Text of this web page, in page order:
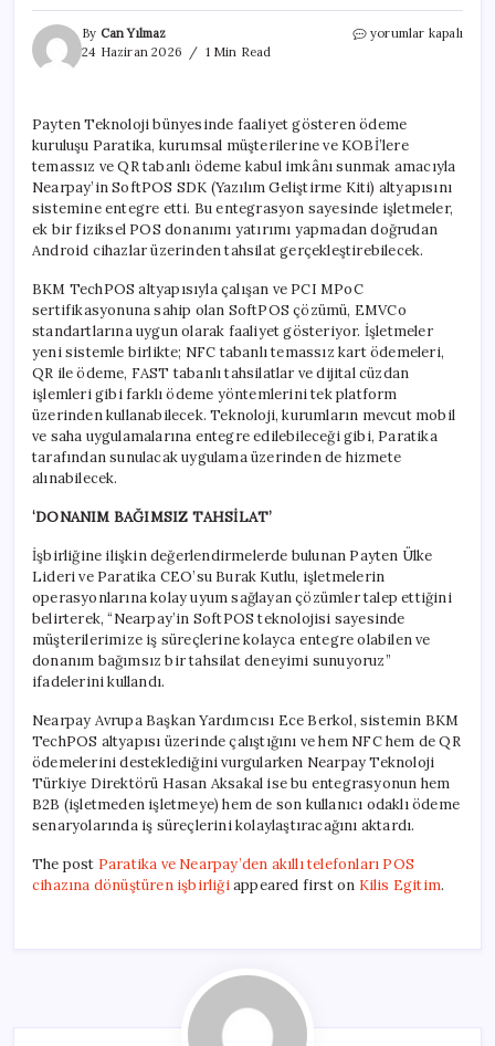
By Can Yılmaz
24 Haziran 2026
1 Min Read
Paratika
POS
cihazına
dönüştüren
işbirliği
için
yorumlar kapalı
Payten Teknoloji bünyesinde faaliyet gösteren ödeme
kuruluşu Paratika, kurumsal müşterilerine ve KOBİ’lere
temassız ve QR tabanlı ödeme kabul imkânı sunmak amacıyla
Nearpay’in SoftPOS SDK (Yazılım Geliştirme Kiti) altyapısını
sistemine entegre etti. Bu entegrasyon sayesinde işletmeler,
ek bir fiziksel POS donanımı yatırımı yapmadan doğrudan
Android cihazlar üzerinden tahsilat gerçekleştirebilecek.
BKM TechPOS altyapısıyla çalışan ve PCI MPoC
sertifikasyonuna sahip olan SoftPOS çözümü, EMVCo
standartlarına uygun olarak faaliyet gösteriyor. İşletmeler
yeni sistemle birlikte; NFC tabanlı temassız kart ödemeleri,
QR ile ödeme, FAST tabanlı tahsilatlar ve dijital cüzdan
işlemleri gibi farklı ödeme yöntemlerini tek platform
üzerinden kullanabilecek. Teknoloji, kurumların mevcut mobil
ve saha uygulamalarına entegre edilebileceği gibi, Paratika
tarafından sunulacak uygulama üzerinden de hizmete
alınabilecek.
‘DONANIM BAĞIMSIZ TAHSİLAT’
İşbirliğine ilişkin değerlendirmelerde bulunan Payten Ülke
Lideri ve Paratika CEO’su Burak Kutlu, işletmelerin
operasyonlarına kolay uyum sağlayan çözümler talep ettiğini
belirterek, “Nearpay’in SoftPOS teknolojisi sayesinde
müşterilerimize iş süreçlerine kolayca entegre olabilen ve
donanım bağımsız bir tahsilat deneyimi sunuyoruz”
ifadelerini kullandı.
Nearpay Avrupa Başkan Yardımcısı Ece Berkol, sistemin BKM
TechPOS altyapısı üzerinde çalıştığını ve hem NFC hem de QR
ödemelerini desteklediğini vurgularken Nearpay Teknoloji
Türkiye Direktörü Hasan Aksakal ise bu entegrasyonun hem
B2B (işletmeden işletmeye) hem de son kullanıcı odaklı ödeme
senaryolarında iş süreçlerini kolaylaştıracağını aktardı.
The post Paratika ve Nearpay’den akıllı telefonları POS
cihazına dönüştüren işbirliğiappeared first on Kilis Egitim.